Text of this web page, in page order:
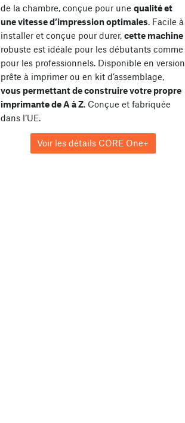
de la chambre, conçue pour une qualité et
une vitesse d’impression optimales. Facile à
installer et conçue pour durer, cette machine
robuste est idéale pour les débutants comme
pour les professionnels. Disponible en version
prête à imprimer ou en kit d’assemblage,
vous permettant de construire votre propre
imprimante de A à Z. Conçue et fabriquée
dans l’UE.
Voir les détails CORE One+